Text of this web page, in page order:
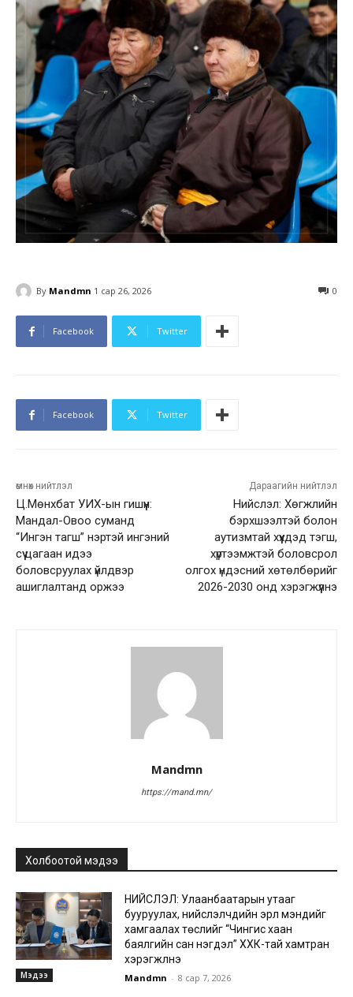
By Mandmn 1 сар 26, 2026 0
Facebook Twitter
Facebook Twitter
өмнөх нийтлэл
Ц.Мөнхбат УИХ-ын гишүүн:
Мандал-Овоо суманд
“Ингэн тагш” нэртэй ингэний
сүү цагаан идээ
боловсруулах үйлдвэр
ашиглалтанд оржээ
Дараагийн нийтлэл
Нийслэл: Хөгжлийн
бэрхшээлтэй болон
аутизмтай хүүхдэд тэгш,
хүртээмжтэй боловсрол
олгох үндэсний хөтөлбөрийг
2026-2030 онд хэрэгжүүлнэ
Mandmn
https://mand.mn/
Холбоотой мэдээ
Мэдээ
НИЙСЛЭЛ: Улаанбаатарын утааг
бууруулах, нийслэлчүүдийн эрүүл мэндийг
хамгаалах төслийг “Чингис хаан
баялгийн сан нэгдэл” ХХК-тай хамтран
хэрэгжүүлнэ
Mandmn - 8 сар 7, 2026